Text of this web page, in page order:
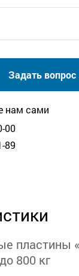
нам сами
00
89
Задать вопрос
пластины
800 кг